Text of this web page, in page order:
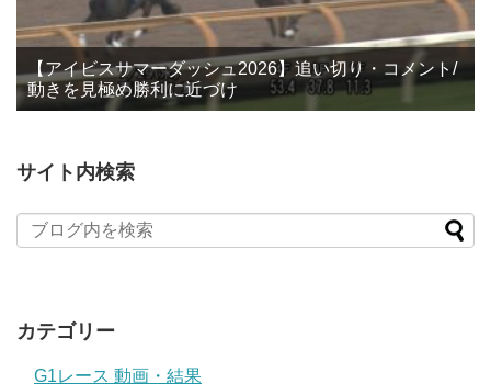
【アイビスサマーダッシュ2026】追い切り・コメント/
動きを見極め勝利に近づけ
サイト内検索
カテゴリー
G1レース 動画・結果